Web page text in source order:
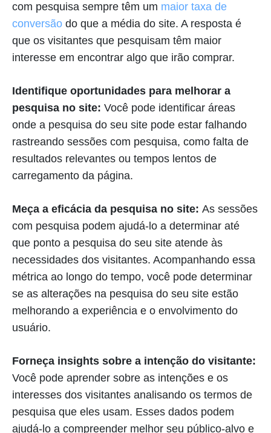
com pesquisa sempre têm um maior taxa de
conversão do que a média do site. A resposta é
que os visitantes que pesquisam têm maior
interesse em encontrar algo que irão comprar.
Identifique oportunidades para melhorar a
pesquisa no site: Você pode identificar áreas
onde a pesquisa do seu site pode estar falhando
rastreando sessões com pesquisa, como falta de
resultados relevantes ou tempos lentos de
carregamento da página.
Meça a eficácia da pesquisa no site: As sessões
com pesquisa podem ajudá-lo a determinar até
que ponto a pesquisa do seu site atende às
necessidades dos visitantes. Acompanhando essa
métrica ao longo do tempo, você pode determinar
se as alterações na pesquisa do seu site estão
melhorando a experiência e o envolvimento do
usuário.
Forneça insights sobre a intenção do visitante:
Você pode aprender sobre as intenções e os
interesses dos visitantes analisando os termos de
pesquisa que eles usam. Esses dados podem
ajudá-lo a compreender melhor seu público-alvo e